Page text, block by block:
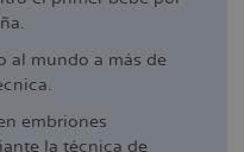
al mundo a más de
embriones
la técnica de